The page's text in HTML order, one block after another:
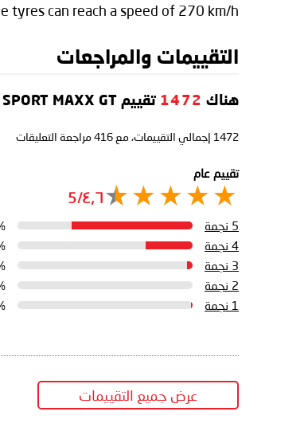
tyres can reach a speed of 270 km/h.
التقييمات والمراجعات
هناك 1472 تقييم Dunlop SP SPORT MAXX GT
1472 إجمالي التقييمات، مع 416 مراجعة التعليقات
تقييم عام
٤٫٦/5
5 نجمة
4 نجمة
3 نجمة
2 نجمة
1 نجمة
عرض جميع التقييمات